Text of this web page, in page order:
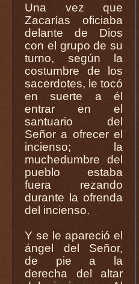
Una vez que
Zacarías oficiaba
delante de Dios
con el grupo de su
turno, según la
costumbre de los
sacerdotes, le tocó
en suerte a él
entrar en el
santuario del
Señor a ofrecer el
incienso; la
muchedumbre del
pueblo estaba
fuera rezando
durante la ofrenda
del incienso.
Y se le apareció el
ángel del Señor,
de pie a la
derecha del altar